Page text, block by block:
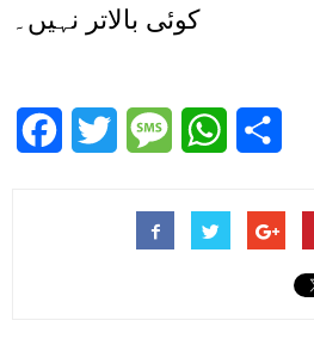
کوئی بالاتر نہیں۔
FacebookTwitter Message WhatsApp